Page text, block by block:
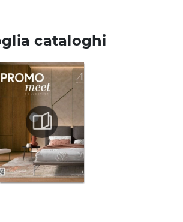
cataloghi